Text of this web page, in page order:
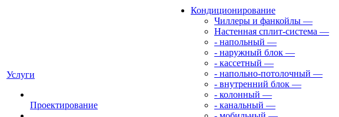
Услуги
Проектирование
Кондиционирование
Чиллеры и фанкойлы —
Настенная сплит-система —
- напольный —
- наружный блок —
- кассетный —
- напольно-потолочный —
- внутренний блок —
- колонный —
- канальный —